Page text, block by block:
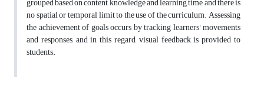
no spatial or temporal limit to the use of the curriculum. Assessing
the achievement of goals occurs by tracking learners' movements
and responses, and in this regard, visual feedback is provided to
students.